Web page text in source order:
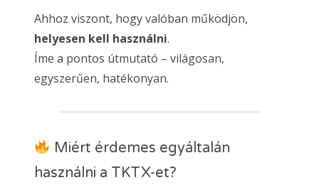
Ahhoz viszont, hogy valóban működjön,
helyesen kell használni.
Íme a pontos útmutató – világosan,
egyszerűen, hatékonyan.
Miért érdemes egyáltalán
használni a TKTX-et?